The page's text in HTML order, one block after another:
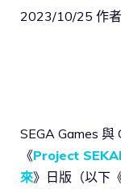
2023/10/25 作
SEGA Games
《Project
來》日版（以下